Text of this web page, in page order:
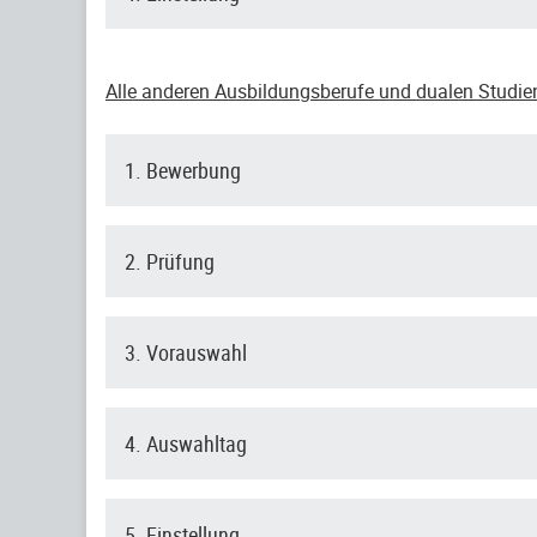
Alle anderen Ausbildungsberufe und dualen
1. Bewerbung
2. Prüfung
3. Vorauswahl
4. Auswahltag